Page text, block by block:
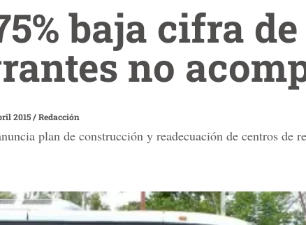
baja cifra
no
2015/Redacción
plan de construcción y readecuación de centros de